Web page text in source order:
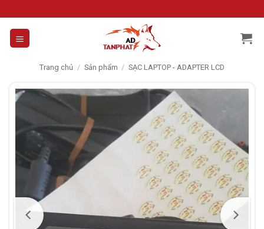
to
content
Trang chủ / Sản phẩm / SẠC LAPTOP - ADAPTER LCD